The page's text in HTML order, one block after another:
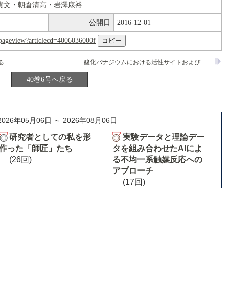
文 ・ 朝倉清高 ・ 岩澤康裕
公開日 2016-12-01
酸化バナジウムにおける活性サイトおよび脱硝反応機構に関する周期的第一原理量子化学計算
ステップ表面上ランダム歩行の考察による拡散のマクロスコピックな非対称性の予言
40巻6号へ戻る
年05月06日 ～ 2026年08月06日
研究者としての私を形
った「師匠」たち
(26回)
実験データと理論デー
タを組み合わせたAIによ
る不均一系触媒反応への
アプローチ
(17回)